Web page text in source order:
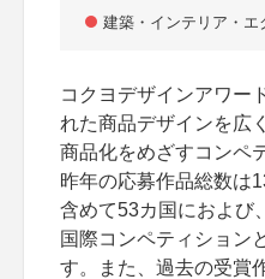
建築・インテリア・エ
コクヨデザインアワー
れた商品デザインを広
商品化をめざすコンペ
昨年の応募作品総数は
含めて53カ国におよび
国際コンペティション
す。また、過去の受賞